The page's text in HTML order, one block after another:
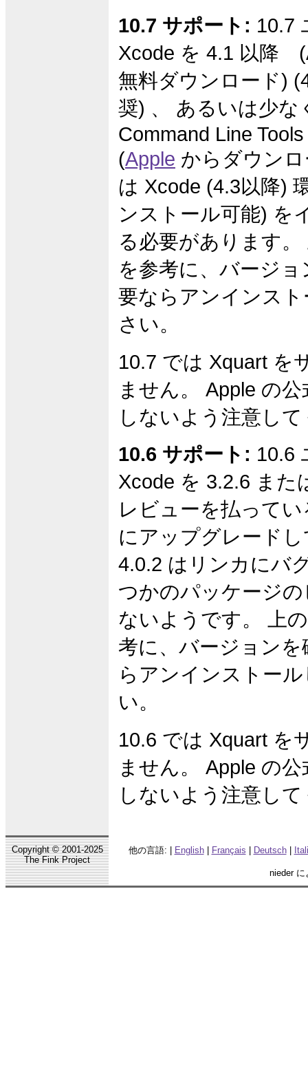
10.7 サポート: 10.7
Xcode を 4.1 以降
無料ダウンロード)
奨) 、 あるいは少な
Command Line
(Apple からダウン
は Xcode (4.3以降)
ンストール可能) を
る必要があります
を参考に、バージ
要ならアンインス
さい。
10.7 では Xquart を
ません。 Apple の
しないよう注意し
10.6 サポート: 10.6
Xcode を 3.2.6 また
レビューを払って
にアップグレード
4.0.2 はリンカにバ
つかのパッケージ
ないようです。 上
考に、バージョン
らアンインストー
い。
10.6 では Xquart を
ません。 Apple の
しないよう注意し
Copyright © 2001-2025
The Fink Project
他の言語: | English| Français Deutsch|
nieder に